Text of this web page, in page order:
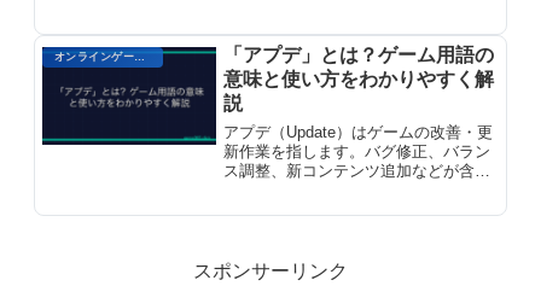
用語解説です。
オンラインゲーム用語
「アプデ」とは？ゲーム用語の
意味と使い方をわかりやすく解
説
アプデ（Update）はゲームの改善・更
新作業を指します。バグ修正、バラン
ス調整、新コンテンツ追加などが含ま
スポンサーリンク